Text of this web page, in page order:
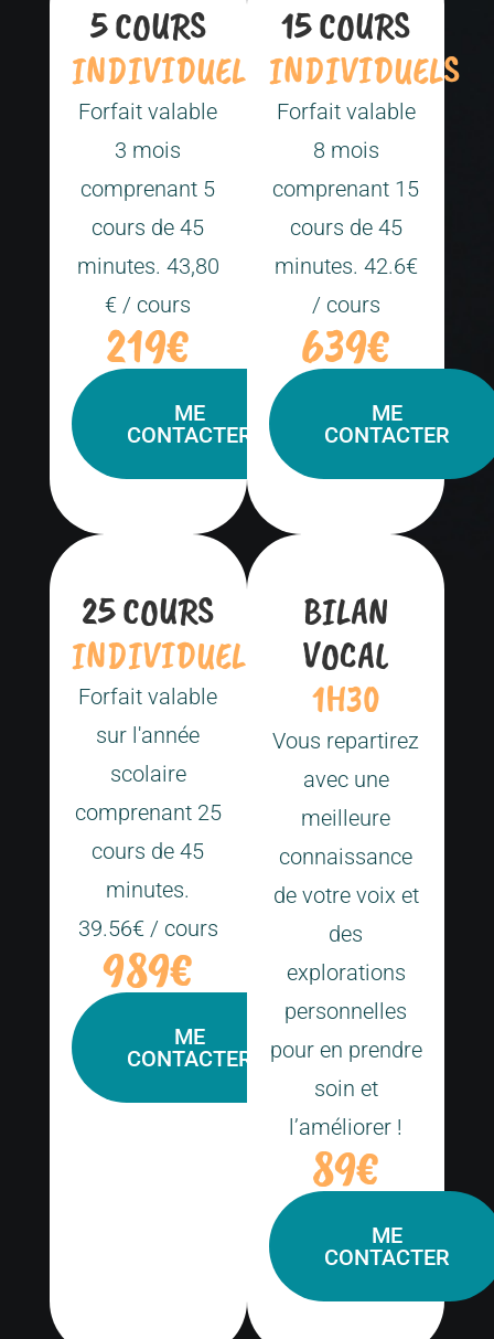
5 COURS
INDIVIDUELS
Forfait valable
3 mois
comprenant 5
cours de 45
minutes. 43,80
€ / cours
219€
ME
CONTACTER
15 COURS
INDIVIDUELS
Forfait valable
8 mois
comprenant 15
cours de 45
minutes. 42.6€
/ cours
639€
ME
CONTACTER
25 COURS
INDIVIDUELS
Forfait valable
sur l'année
scolaire
comprenant 25
cours de 45
minutes.
39.56€ / cours
989€
ME
CONTACTER
BILAN
VOCAL
1H30
Vous repartirez
avec une
meilleure
connaissance
de votre voix et
des
explorations
personnelles
pour en prendre
soin et
l’améliorer !
89€
ME
CONTACTER